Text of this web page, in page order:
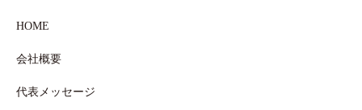
HOME
会社概要
代表メッセージ